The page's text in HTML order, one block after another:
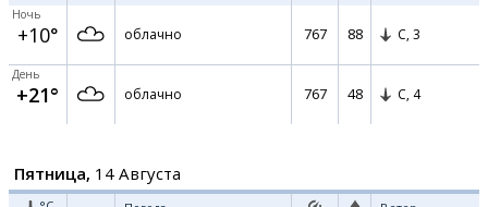
Ночь
+10° облачно 767 88 С, 3
День
+21° облачно 767 48 С, 4
Пятница, 14 Августа